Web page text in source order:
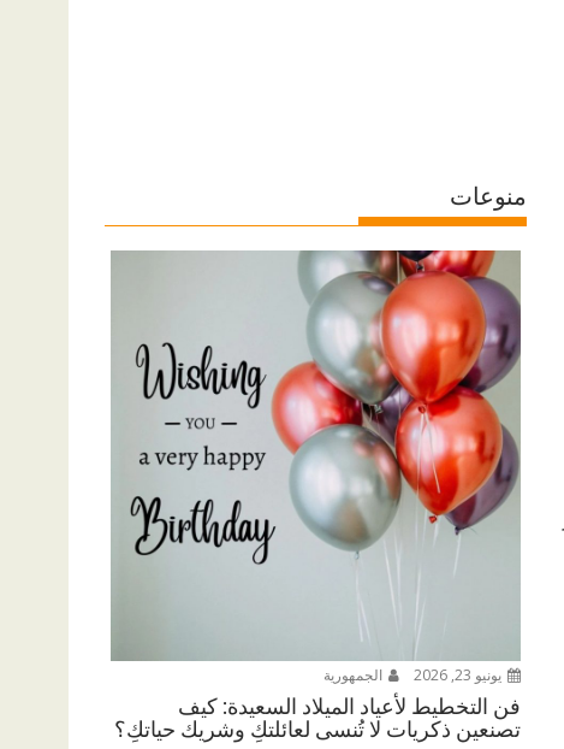
منوعات
يونيو 23, 2026 الجمهورية
فن التخطيط لأعياد الميلاد السعيدة: كيف
تصنعين ذكريات لا تُنسى لعائلتكِ وشريك حياتكِ؟